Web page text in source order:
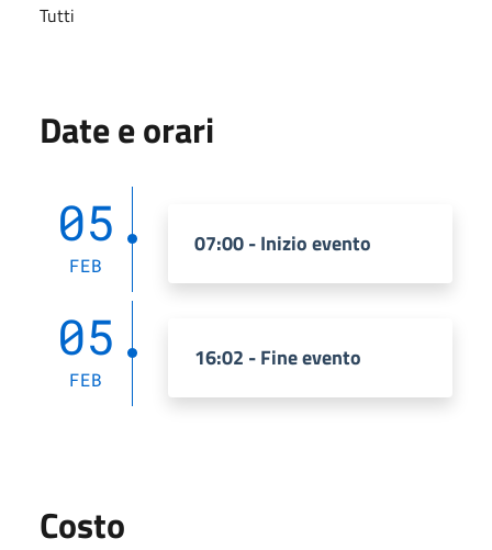
Tutti
Date e orari
05
FEB
07:00 - Inizio evento
05
FEB
16:02 - Fine evento
Costo